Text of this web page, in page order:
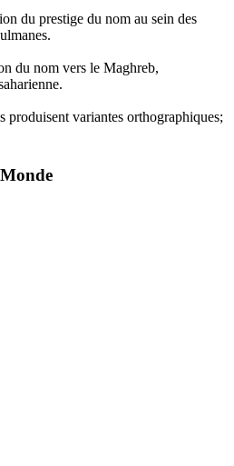
du prestige du nom au sein des
du nom vers le Maghreb,
produisent variantes orthographiques;